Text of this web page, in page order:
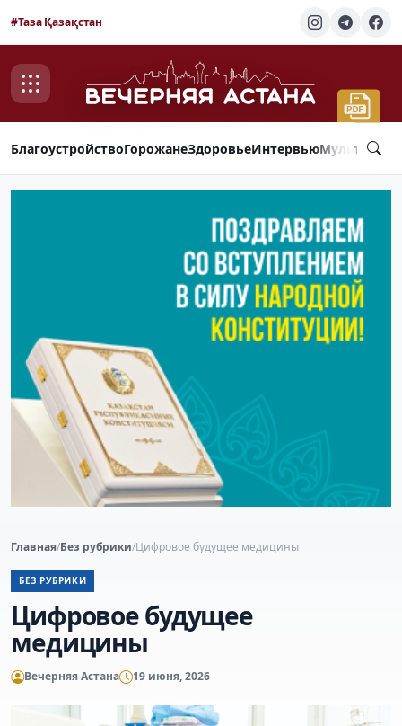
#Таза Қазақстан
БлагоустройствоГорожанеЗдоровьеИнтервью
Главная/Без рубрики/Цифровое будущее медицины
БЕЗ РУБРИКИ
Цифровое будущее
медицины
Вечерняя Астана 19 июня, 2026